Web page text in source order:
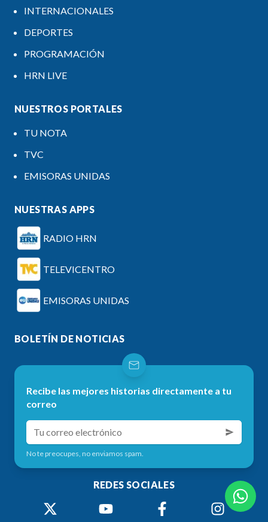
INTERNACIONALES
DEPORTES
PROGRAMACIÓN
HRN LIVE
NUESTROS PORTALES
TU NOTA
TVC
EMISORAS UNIDAS
NUESTRAS APPS
RADIO HRN
TELEVICENTRO
EMISORAS UNIDAS
BOLETÍN DE NOTICIAS
Recibe las mejores historias directamente a tu
correo
No te preocupes, no enviamos spam.
REDES SOCIALES